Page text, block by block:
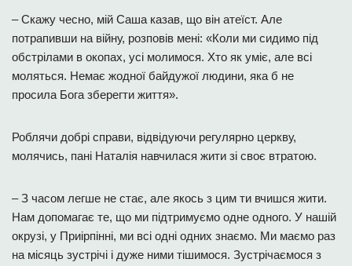
– Скажу чесно, мій Саша казав, що він атеїст. Але
потрапивши на війну, розповів мені: «Коли ми сидимо під
обстрілами в окопах, усі молимося. Хто як уміє, але всі
моляться. Немає жодної байдужої людини, яка б не
просила Бога зберегти життя».
Роблячи добрі справи, відвідуючи регулярно церкву,
молячись, пані Наталія навчилася жити зі своє втратою.
– З часом легше не стає, але якось з цим ти вчишся жити.
Нам допомагає те, що ми підтримуємо одне одного. У нашій
окрузі, у Приірпінні, ми всі одні одних знаємо. Ми маємо раз
на місяць зустрічі і дуже ними тішимося. Зустрічаємося з